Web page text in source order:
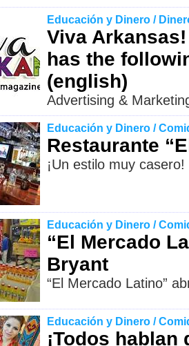
Educación y Dinero /
Viva
has the
(english)
Advertising &
Educación y Dinero /
Restaurante
¡Un estilo muy casero!
Educación y Dinero /
“El Mercado
Bryant
“El Mercado Latino”
Educación y Dinero /
¡Todos hablan